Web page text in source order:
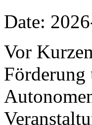
Date:
Vor
Förderung